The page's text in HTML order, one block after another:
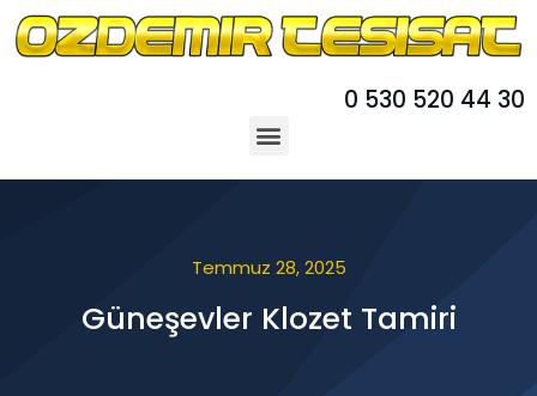
0 530 520 44 30
Temmuz 28, 2025
Güneşevler Klozet Tamiri